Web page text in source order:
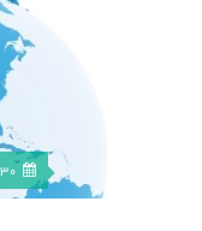
30 مرداد, 1396